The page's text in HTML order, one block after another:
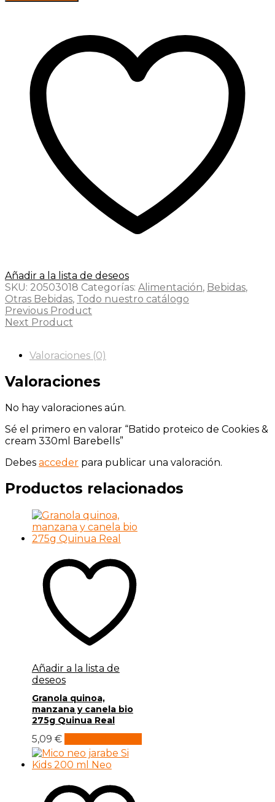
Añadir a la lista de deseos
SKU: 20503018 Categorías: Alimentación, Bebidas,
Otras Bebidas, Todo nuestro catálogo
Previous Product
Next Product
Valoraciones (0)
Valoraciones
No hay valoraciones aún.
Sé el primero en valorar “Batido proteico de Cookies &
cream 330ml Barebells”
Debes acceder para publicar una valoración.
Productos relacionados
Añadir a la lista de
deseos
Granola quinoa,
manzana y canela bio
275g Quinua Real
5,09 €